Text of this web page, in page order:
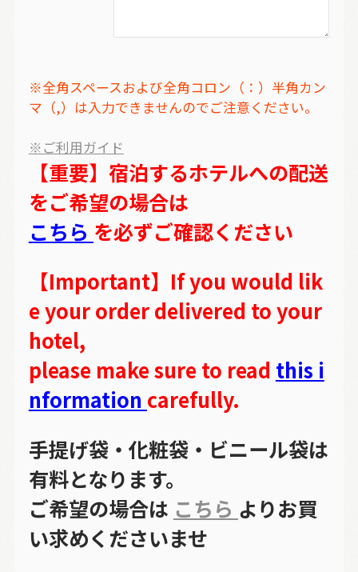
※全角スペースおよび全角コロン（：）半角カン
マ（,）は入力できませんのでご注意ください。
※ご利用ガイド
【重要】宿泊するホテルへの配送
をご希望の場合は
こちら を必ずご確認ください
【Important】If you would lik
e your order delivered to your
hotel,
please make sure to read this i
nformation carefully.
手提げ袋・化粧袋・ビニール袋は
有料となります。
ご希望の場合は こちら よりお買
い求めくださいませ